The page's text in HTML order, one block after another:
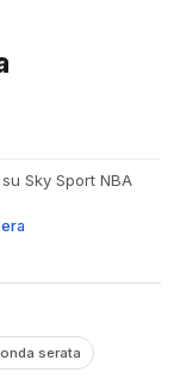
Sky Sport NBA
serata